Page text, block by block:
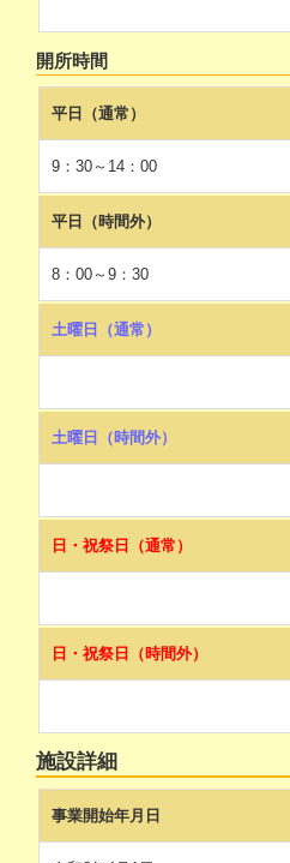
開所時間
平日（通常）
9：30～14：00
平日（時間外）
8：00～9：30
土曜日（通常）
土曜日（時間外）
日・祝祭日（通常）
日・祝祭日（時間外）
施設詳細
事業開始年月日